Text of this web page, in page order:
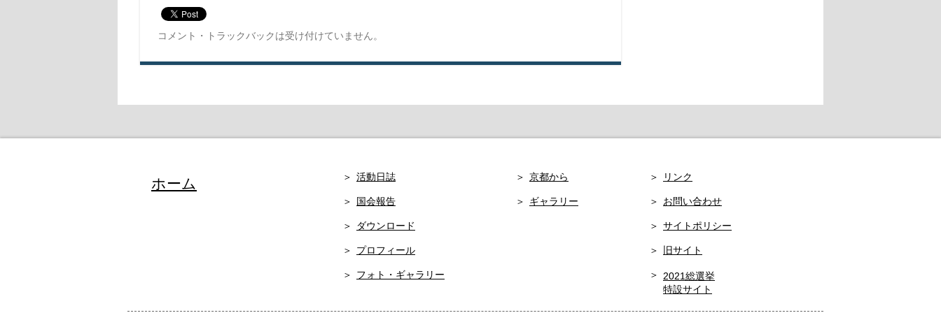
コメント・トラックバックは受け付けていません。
ホーム 活動日誌
国会報告
ダウンロード
プロフィール
フォト・ギャラリー
京都から
ギャラリー
リンク
お問い合わせ
サイトポリシー
旧サイト
2021総選挙
特設サイト